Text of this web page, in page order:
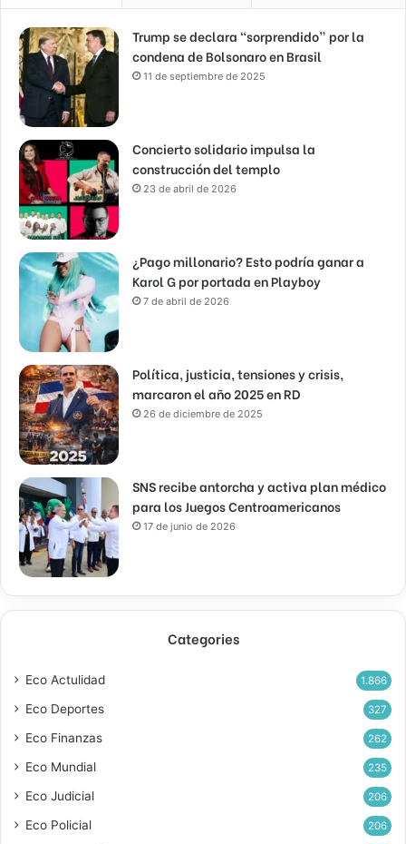
Trump se declara “sorprendido” por la
condena de Bolsonaro en Brasil
11 de septiembre de 2025
Concierto solidario impulsa la
construcción del templo
23 de abril de 2026
¿Pago millonario? Esto podría ganar a
Karol G por portada en Playboy
7 de abril de 2026
Política, justicia, tensiones y crisis,
marcaron el año 2025 en RD
26 de diciembre de 2025
SNS recibe antorcha y activa plan médico
para los Juegos Centroamericanos
17 de junio de 2026
Categories
Eco Actulidad 1.866
Eco Deportes 327
Eco Finanzas 262
Eco Mundial 235
Eco Judicial 206
Eco Policial 206